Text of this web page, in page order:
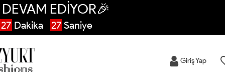
EDİYOR🎉
27 Dakika 26 Saniye
Giriş Yap